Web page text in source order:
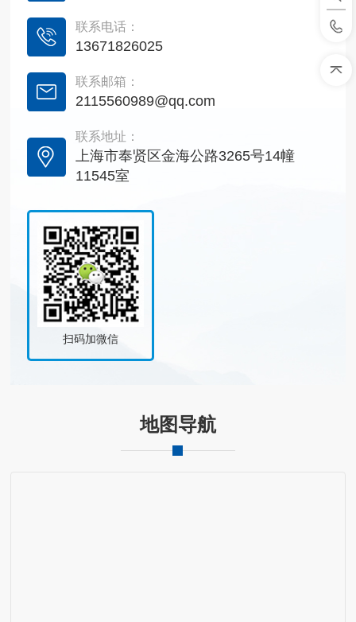
联系电话：
13671826025
联系邮箱：
2115560989@qq.com
联系地址：
上海市奉贤区金海公路3265号14幢
11545室
扫码加微信
地图导航